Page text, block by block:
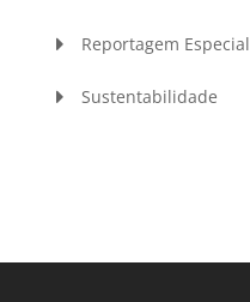
Reportagem Especial
Sustentabilidade